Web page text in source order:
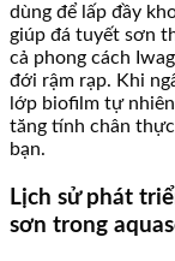
dùng để lấp đầy
giúp đá tuyết sơn
cả phong cách
đới rậm rạp. Khi
lớp biofilm tự
tăng tính chân
bạn.
Lịch sử phát
sơn trong